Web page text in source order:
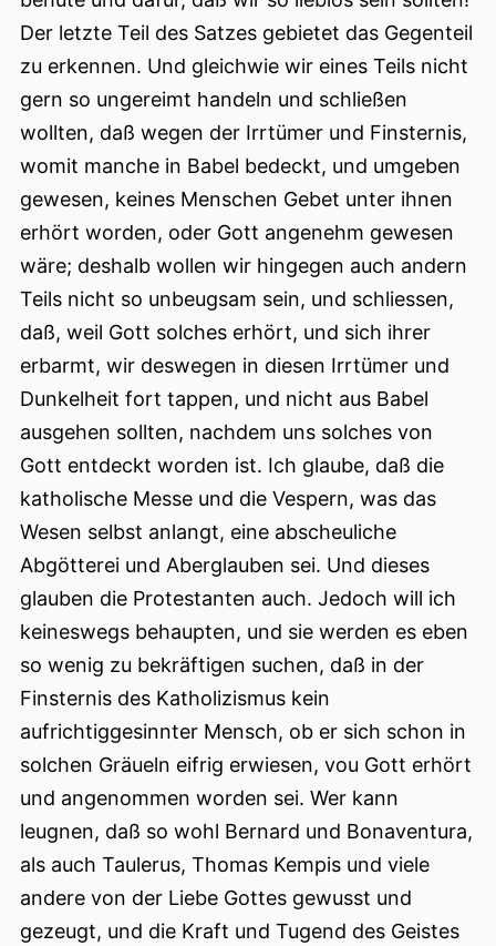
Der letzte Teil des Satzes gebietet das Gegenteil
zu erkennen. Und gleichwie wir eines Teils nicht
gern so ungereimt handeln und schließen
wollten, daß wegen der Irrtümer und Finsternis,
womit manche in Babel bedeckt, und umgeben
gewesen, keines Menschen Gebet unter ihnen
erhört worden, oder Gott angenehm gewesen
wäre; deshalb wollen wir hingegen auch andern
Teils nicht so unbeugsam sein, und schliessen,
daß, weil Gott solches erhört, und sich ihrer
erbarmt, wir deswegen in diesen Irrtümer und
Dunkelheit fort tappen, und nicht aus Babel
ausgehen sollten, nachdem uns solches von
Gott entdeckt worden ist. Ich glaube, daß die
katholische Messe und die Vespern, was das
Wesen selbst anlangt, eine abscheuliche
Abgötterei und Aberglauben sei. Und dieses
glauben die Protestanten auch. Jedoch will ich
keineswegs behaupten, und sie werden es eben
so wenig zu bekräftigen suchen, daß in der
Finsternis des Katholizismus kein
aufrichtiggesinnter Mensch, ob er sich schon in
solchen Gräueln eifrig erwiesen, vou Gott erhört
und angenommen worden sei. Wer kann
leugnen, daß so wohl Bernard und Bonaventura,
als auch Taulerus, Thomas Kempis und viele
andere von der Liebe Gottes gewusst und
gezeugt, und die Kraft und Tugend des Geistes